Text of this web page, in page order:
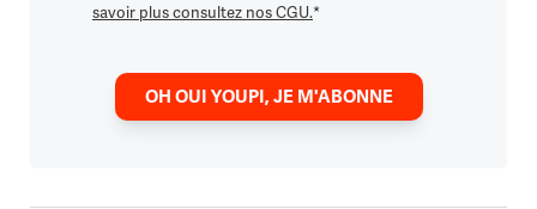
savoir plus consultez nos CGU.*
OH OUI YOUPI, JE M'ABONNE